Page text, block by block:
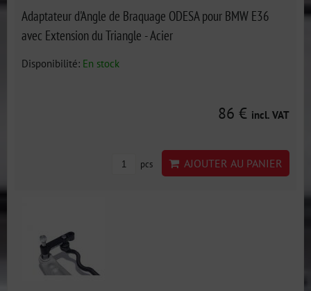
Adaptateur d'Angle de Braquage ODESA pour BMW E36
avec Extension du Triangle - Acier
Disponibilité: En stock
86 € incl. VAT
pcs AJOUTER AU PANIER